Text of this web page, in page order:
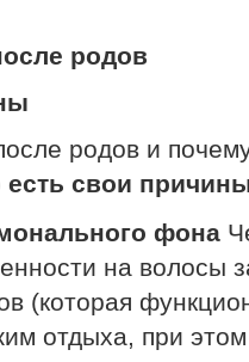
родов
родов и
есть свои
фона
на волосы
(которая
отдыха, при